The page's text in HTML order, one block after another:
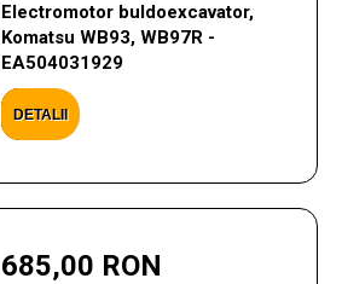
Electromotor buldoexcavator,
Komatsu WB93, WB97R -
EA504031929
DETALII
685,00 RON